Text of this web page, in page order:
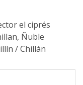
el ciprés
Ñuble
/Chillán